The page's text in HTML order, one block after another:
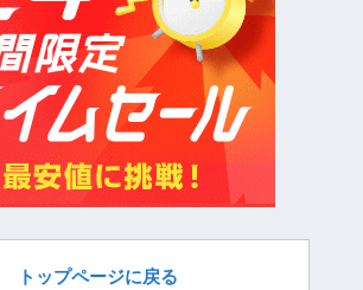
トップページに戻る